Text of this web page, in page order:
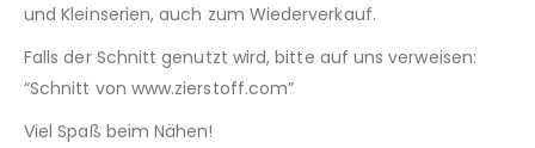
und Kleinserien, auch zum Wiederverkauf.
Falls der Schnitt genutzt wird, bitte auf uns verweisen:
“Schnitt von www.zierstoff.com”
Viel Spaß beim Nähen!